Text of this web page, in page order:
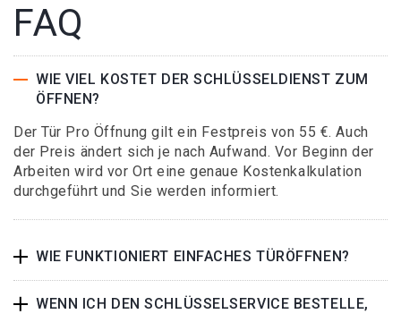
FAQ
WIE VIEL KOSTET DER SCHLÜSSELDIENST ZUM
ÖFFNEN?
Der Tür Pro Öffnung gilt ein Festpreis von 55 €. Auch
der Preis ändert sich je nach Aufwand. Vor Beginn der
Arbeiten wird vor Ort eine genaue Kostenkalkulation
durchgeführt und Sie werden informiert.
WIE FUNKTIONIERT EINFACHES TÜRÖFFNEN?
WENN ICH DEN SCHLÜSSELSERVICE BESTELLE,